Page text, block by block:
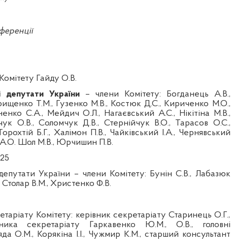
Гайду О.В.
депутати України – члени Комітету: Богданець А.В.,
Т.М., Гузенко М.В., Костюк Д.С., Кириченко М.О.,
С.А., Мейдич О.Л., Нагаєвський А.С., Нікітіна М.В.,
О.В., Соломчук Д.В., Стернійчук В.О., Тарасов О.С.,
Б.Г., Халімон П.В., Чайківський І.А., Чернявський
Шол М.В., Юрчишин П.В.
25
України – члени Комітету: Бунін С.В., Лабазюк
Столар В.М., Христенко Ф.В.
Комітету: керівник секретаріату Старинець О.Г.,
секретаріату Гаркавенко Ю.М., О.В., головні
О.М., Корякіна І.І., Чужмир К.М., старший консультант